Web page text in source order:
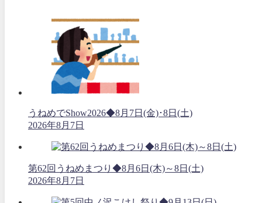
うねめでShow2026◆8月7日(金)･8日(土)
2026年8月7日
第62回うねめまつり◆8月6日(木)～8日(土)
2026年8月7日